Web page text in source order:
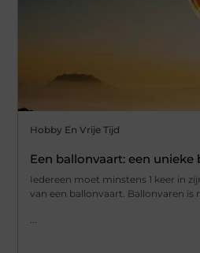
Hobby En Vrije Tijd
Een ballonvaart: een unieke
Iedereen moet minstens 1 keer in
van een ballonvaart. Ballonvaren is